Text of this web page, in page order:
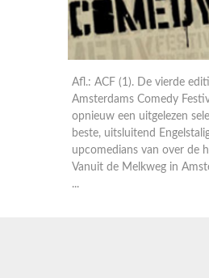
Afl.: ACF (1). De vierde
Amsterdams Comedy
opnieuw een uitgelezen
beste, uitsluitend
upcomedians van over de
Vanuit de Melkweg in
...